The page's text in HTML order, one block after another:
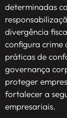
determinadas
divergência
configura crime
práticas de
governança
proteger
fortalecer a
empresariais.